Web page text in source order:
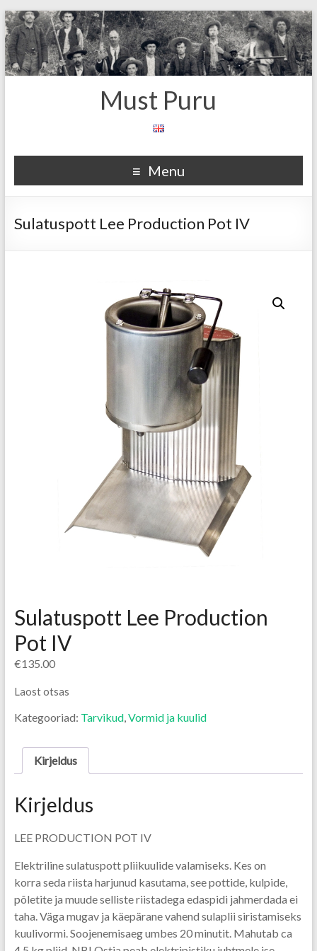
Must Puru
Menu
Sulatuspott Lee Production Pot IV
Sulatuspott Lee Production
Pot IV
€135.00
Laost otsas
Kategooriad: Tarvikud, Vormid ja kuulid
Kirjeldus
Kirjeldus
LEE PRODUCTION POT IV
Elektriline sulatuspott pliikuulide valamiseks. Kes on
korra seda riista harjunud kasutama, see pottide, kulpide,
põletite ja muude selliste riistadega edaspidi jahmerdada ei
taha. Väga mugav ja käepärane vahend sulaplii siristamiseks
kuulivormi. Soojenemisaeg umbes 20 minutit. Mahutab ca